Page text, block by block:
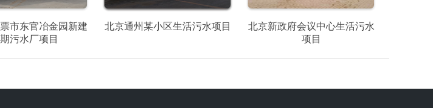
市东官冶金园新建
污水厂项目
北京通州某小区生活污水项目
北京新政府会议中心生活污水
项目